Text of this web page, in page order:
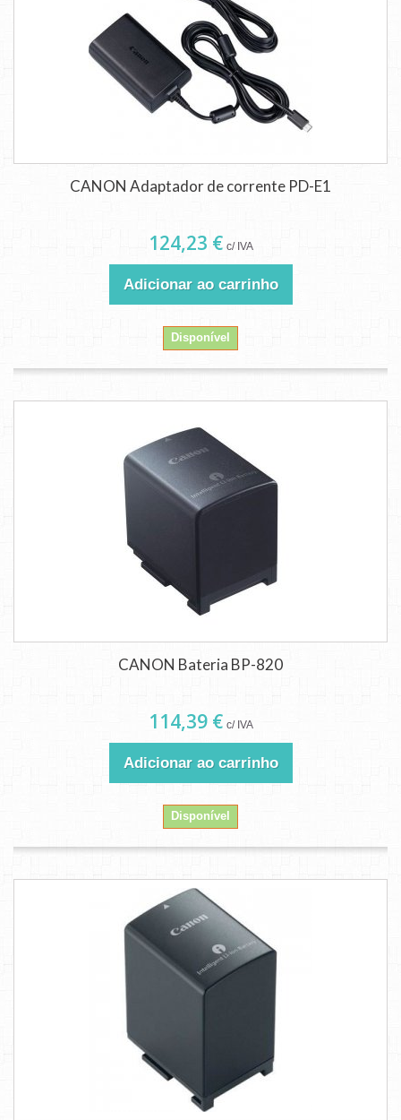
CANON Adaptador de corrente PD-E1
124,23 € c/ IVA
Adicionar ao carrinho
Disponível
CANON Bateria BP-820
114,39 € c/ IVA
Adicionar ao carrinho
Disponível